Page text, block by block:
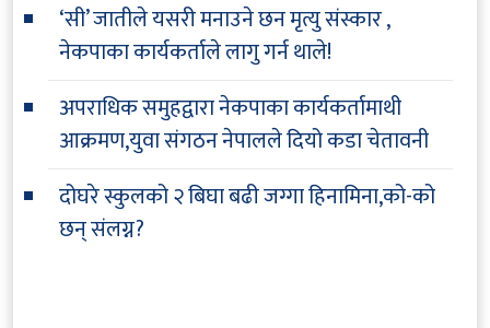
‘सी’ जातीले यसरी मनाउने छन मृत्यु संस्कार ,
नेकपाका कार्यकर्ताले लागु गर्न थाले!
अपराधिक समुहद्वारा नेकपाका कार्यकर्तामाथी
आक्रमण,युवा संगठन नेपालले दियो कडा चेतावनी
दोघरे स्कुलको २ बिघा बढी जग्गा हिनामिना,को-को
छन् संलग्न?